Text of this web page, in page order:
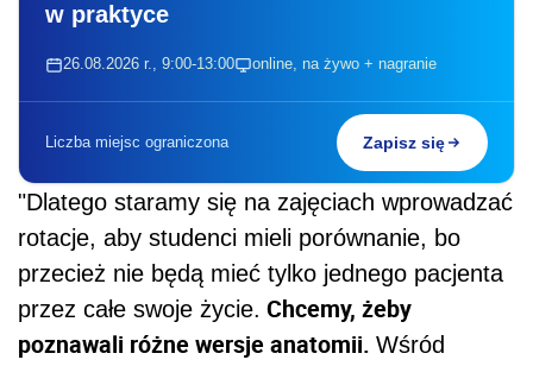
w praktyce
26.08.2026 r., 9:00-13:00 online, na żywo + nagranie
Liczba miejsc ograniczona Zapisz się
"Dlatego staramy się na zajęciach wprowadzać
rotacje, aby studenci mieli porównanie, bo
przecież nie będą mieć tylko jednego pacjenta
przez całe swoje życie. Chcemy, żeby
poznawali różne wersje anatomii. Wśród